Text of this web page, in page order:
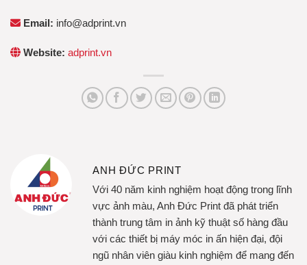
Email: info@adprint.vn
Website: adprint.vn
ANH ĐỨC PRINT
Với 40 năm kinh nghiệm hoạt động trong lĩnh
vực ảnh màu, Anh Đức Print đã phát triển
thành trung tâm in ảnh kỹ thuật số hàng đầu
với các thiết bị máy móc in ấn hiện đại, đội
ngũ nhân viên giàu kinh nghiệm để mang đến